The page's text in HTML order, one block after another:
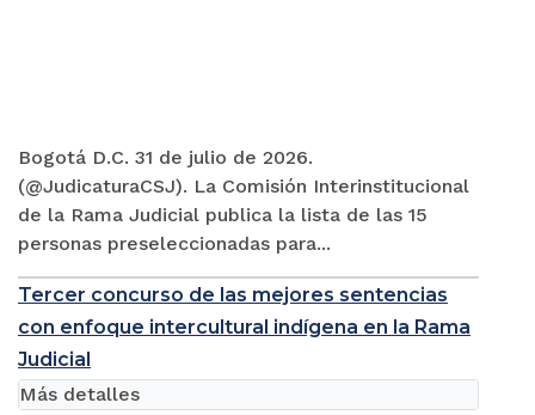
Bogotá D.C. 31 de julio de 2026.
(@JudicaturaCSJ). La Comisión Interinstitucional
de la Rama Judicial publica la lista de las 15
personas preseleccionadas para...
Tercer concurso de las mejores sentencias
con enfoque intercultural indígena en la Rama
Judicial
Más detalles